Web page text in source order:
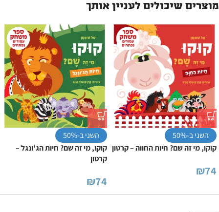
מוצרים שיכולים לעניין אותך
השני ב-50%
קוקו, מי זה שם? חיות החווה – קרטון
₪74
השני ב-50%
קוקו, מי זה שם? חיות הג'ונגל –
קרטון
₪74